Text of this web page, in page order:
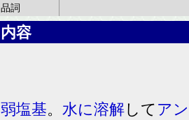
品詞
内容
弱塩基。 水に溶解してア